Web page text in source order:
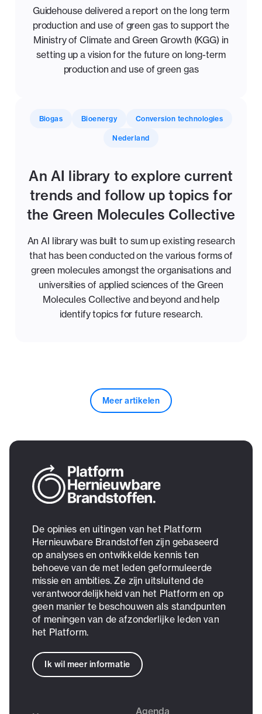
Guidehouse delivered a report on the long term
production and use of green gas to support the
Ministry of Climate and Green Growth (KGG) in
setting up a vision for the future on long-term
production and use of green gas
Biogas Bioenergy Conversion technologies
Nederland
An AI library to explore current
trends and follow up topics for
the Green Molecules Collective
An AI library was built to sum up existing research
that has been conducted on the various forms of
green molecules amongst the organisations and
universities of applied sciences of the Green
Molecules Collective and beyond and help
identify topics for future research.
Meer artikelen
De opinies en uitingen van het Platform
Hernieuwbare Brandstoffen zijn gebaseerd
op analyses en ontwikkelde kennis ten
behoeve van de met leden geformuleerde
missie en ambities. Ze zijn uitsluitend de
verantwoordelijkheid van het Platform en op
geen manier te beschouwen als standpunten
of meningen van de afzonderlijke leden van
het Platform.
Ik wil meer informatie
Agenda